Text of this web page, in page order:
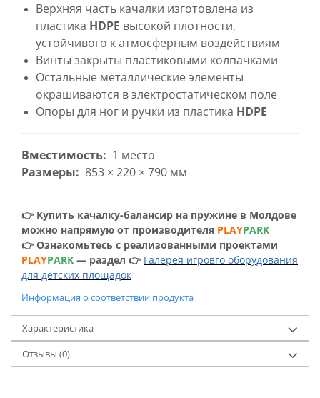
Верхняя часть качалки изготовлена из
пластика HDPE высокой плотности,
устойчивого к атмосферным воздействиям
Винты закрыты пластиковыми колпачками
Остальные металлические элементы
окрашиваются в электростатическом поле
Опоры для ног и ручки из пластика HDPE
Вместимость: 1 место
Размеры: 853 × 220 × 790 мм
👉 Купить качалку-балансир на пружине в Молдове
можно напрямую от производителя PLAYPARK
👉 Ознакомьтесь с реализованными проектами
PLAYPARK — раздел 👉 Галерея игровго оборудования
для детских площадок
Информация о соответствии продукта
Характеристика
Отзывы (0)